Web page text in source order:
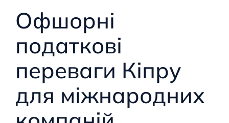
Офшорні
податкові
переваги Кіпру
для міжнародних